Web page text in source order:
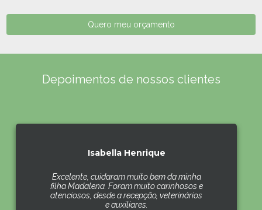
Quero meu orçamento
Depoimentos de nossos clientes
Isabella Henrique
Excelente, cuidaram muito bem da minha
filha Madalena. Foram muito carinhosos e
atenciosos, desde a recepção, veterinários
e auxiliares.